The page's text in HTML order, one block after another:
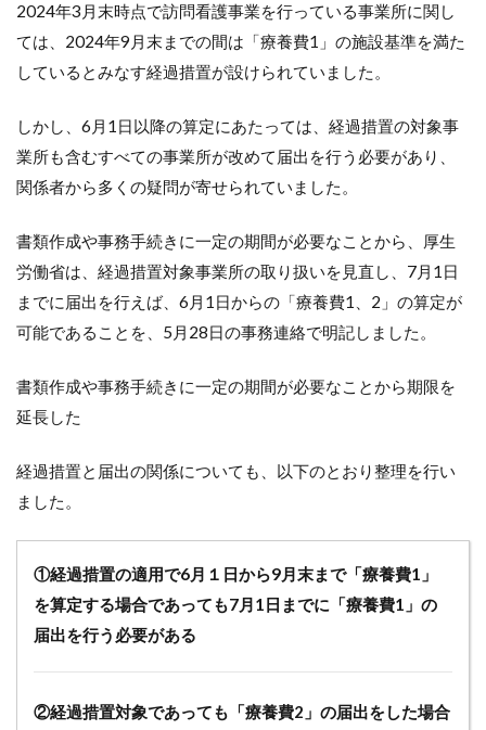
2024年3月末時点で訪問看護事業を行っている事業所に関し
ては、2024年9月末までの間は「療養費1」の施設基準を満た
しているとみなす経過措置が設けられていました。
しかし、6月1日以降の算定にあたっては、経過措置の対象事
業所も含むすべての事業所が改めて届出を行う必要があり、
関係者から多くの疑問が寄せられていました。
書類作成や事務手続きに一定の期間が必要なことから、厚生
労働省は、経過措置対象事業所の取り扱いを見直し、7月1日
までに届出を行えば、6月1日からの「療養費1、2」の算定が
可能であることを、5月28日の事務連絡で明記しました。
書類作成や事務手続きに一定の期間が必要なことから期限を
延長した
経過措置と届出の関係についても、以下のとおり整理を行い
ました。
①経過措置の適用で6月１日から9月末まで「療養費1」
を算定する場合であっても7月1日までに「療養費1」の
届出を行う必要がある
②経過措置対象であっても「療養費2」の届出をした場合